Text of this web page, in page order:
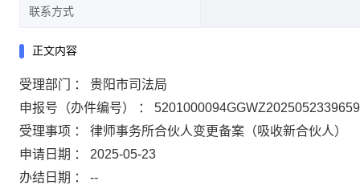
联系方式
正文内容
受理部门 ： 贵阳市司法局
申报号（办件编号） ：
受理事项 ： 律师事务所合伙人变更备案（吸收新合伙人）
申请日期 ： 2025-05-23
办结日期 ： --